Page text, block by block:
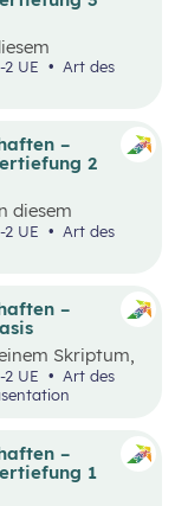
ein
von
Bedürfnisse sie
verbundene
in einem
UE
Art des
–
2
diesem
Konsum
zu
UE
–
Skriptum,
über die
Mit
die
UE
Art des
–
1